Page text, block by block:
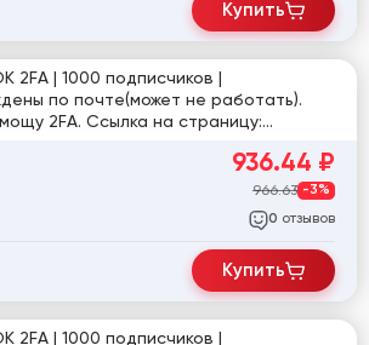
Купить
2FA | 1000 подписчиков |
по почте(может не работать).
2FA. Ссылка на страницу:
936.44 ₽
966.63 -3%
0 отзывов
Купить
2FA | 1000 подписчиков |